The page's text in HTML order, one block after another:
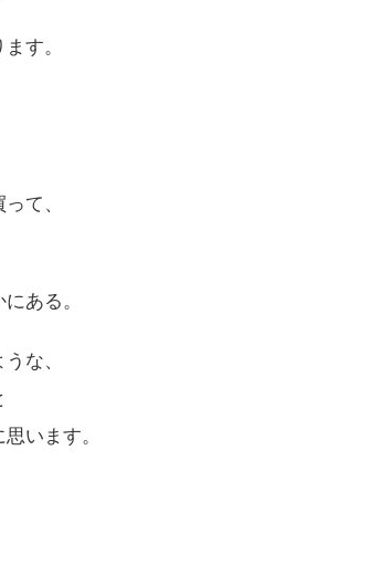
す。
て、
ある。
な、
います。